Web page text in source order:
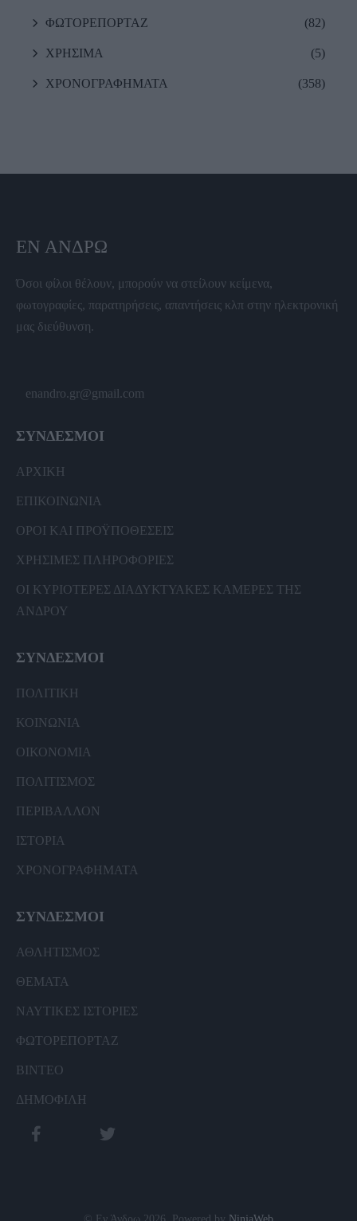
ΦΩΤΟΡΕΠΟΡΤΑΖ (82)
ΧΡΗΣΙΜΑ (5)
ΧΡΟΝΟΓΡΑΦΗΜΑΤΑ (358)
ΕΝ ΆΝΔΡΩ
Όσοι φίλοι θέλουν, μπορούν να στείλουν κείμενα,
φωτογραφίες, παρατηρήσεις, απαντήσεις κλπ στην ηλεκτρονική
μας διεύθυνση.
enandro.gr@gmail.com
ΣΥΝΔΕΣΜΟΙ
ΑΡΧΙΚΗ
ΕΠΙΚΟΙΝΩΝΙΑ
ΟΡΟΙ ΚΑΙ ΠΡΟΫΠΟΘΕΣΕΙΣ
ΧΡΗΣΙΜΕΣ ΠΛΗΡΟΦΟΡΙΕΣ
ΟΙ ΚΥΡΙΟΤΕΡΕΣ ΔΙΑΔΥΚΤΥΑΚΕΣ ΚΑΜΕΡΕΣ ΤΗΣ
ΑΝΔΡΟΥ
ΣΥΝΔΕΣΜΟΙ
ΠΟΛΙΤΙΚΗ
ΚΟΙΝΩΝΙΑ
ΟΙΚΟΝΟΜΙΑ
ΠΟΛΙΤΙΣΜΟΣ
ΠΕΡΙΒΑΛΛΟΝ
ΙΣΤΟΡΙΑ
ΧΡΟΝΟΓΡΑΦΗΜΑΤΑ
ΣΥΝΔΕΣΜΟΙ
ΑΘΛΗΤΙΣΜΟΣ
ΘΕΜΑΤΑ
ΝΑΥΤΙΚΕΣ ΙΣΤΟΡΙΕΣ
ΦΩΤΟΡΕΠΟΡΤΑΖ
ΒΙΝΤΕΟ
ΔΗΜΟΦΙΛΗ